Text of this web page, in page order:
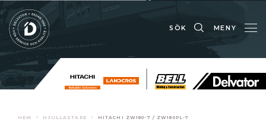
SÖK MENY
HEM › HJULLASTARE › HITACHI ZW180-7 / ZW180PL-7